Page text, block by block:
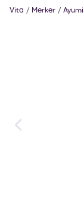
Vita Merker Ayumi